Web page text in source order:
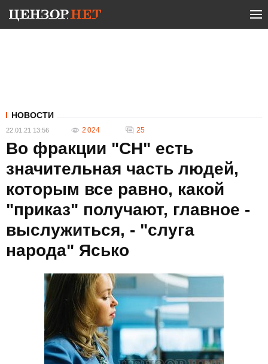
НОВОСТИ
22.01.21 13:56 2 024 25
Во фракции "СН" есть
значительная часть людей,
которым все равно, какой
"приказ" получают, главное -
выслужиться, - "слуга
народа" Ясько